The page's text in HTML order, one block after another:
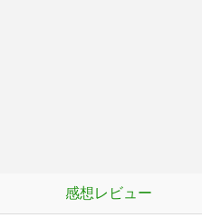
感想レビュー